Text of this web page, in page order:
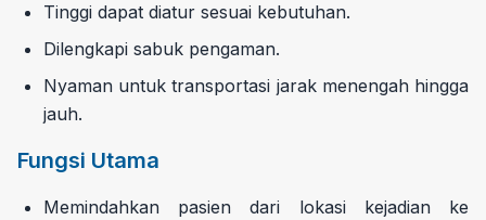
Tinggi dapat diatur sesuai kebutuhan.
Dilengkapi sabuk pengaman.
Nyaman untuk transportasi jarak menengah hingga
jauh.
Fungsi Utama
Memindahkan pasien dari lokasi kejadian ke